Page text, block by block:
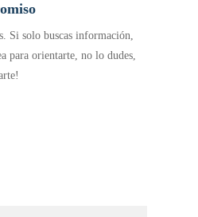
Si solo buscas información,
para orientarte, no lo dudes,